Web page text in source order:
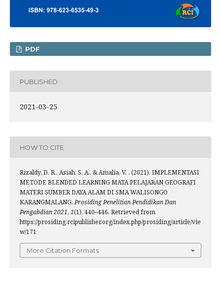
PDF
PUBLISHED
2021-03-25
HOW TO CITE
Rizaldy, D. R., Asiah, S. A., & Amalia, V. . (2021). IMPLEMENTASI
METODE BLENDED LEARNING MATA PELAJARAN GEOGRAFI
MATERI SUMBER DAYA ALAM DI SMA WALISONGO
KARANGMALANG.Prosiding Penelitian Pendidikan Dan
Pengabdian 2021, 1(1), 440–446. Retrieved from
https://prosiding.rcipublisher.org/index.php/prosiding/article/vie
w/171
More Citation Formats